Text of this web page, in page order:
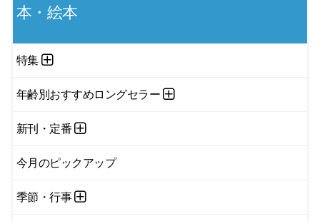
本・絵本
特集
年齢別おすすめロングセラー
新刊・定番
今月のピックアップ
季節・行事